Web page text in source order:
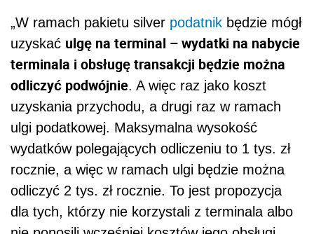
„W ramach pakietu silver podatnik będzie mógł
uzyskać ulgę na terminal – wydatki na nabycie
terminala i obsługę transakcji będzie można
odliczyć podwójnie. A więc raz jako koszt
uzyskania przychodu, a drugi raz w ramach
ulgi podatkowej. Maksymalna wysokość
wydatków polegających odliczeniu to 1 tys. zł
rocznie, a więc w ramach ulgi będzie można
odliczyć 2 tys. zł rocznie. To jest propozycja
dla tych, którzy nie korzystali z terminala albo